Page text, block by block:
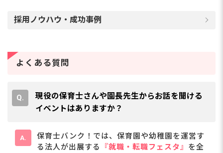
採用ノウハウ・成功事例
よくある質問
現役の保育士さんや園長先生からお話を聞ける
イベントはありますか？
保育士バンク！では、保育園や幼稚園を運営す
る法人が出展する
『就職・転職フェスタ』 を全